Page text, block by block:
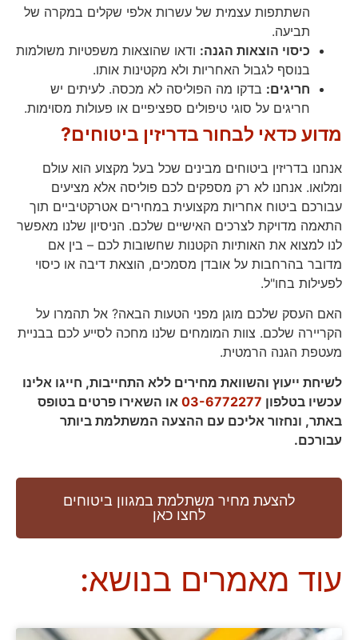
השתתפות עצמית של עשרות אלפי שקלים במקרה של
תביעה.
כיסוי הוצאות הגנה: ודאו שהוצאות משפטיות משולמות
בנוסף לגבול האחריות ולא מקטינות אותו.
חריגים: בדקו מה הפוליסה לא מכסה. לעיתים יש
חריגים על סוגי טיפולים ספציפיים או פעולות מסוימות.
מדוע כדאי לבחור בדריזין ביטוחים?
אנחנו בדריזין ביטוחים מבינים שכל בעל מקצוע הוא עולם
ומלואו. אנחנו לא רק מספקים לכם פוליסה אלא מציעים
עבורכם ביטוח אחריות מקצועית במחירים אטרקטיביים תוך
התאמה מדויקת לצרכים האישיים שלכם. הניסיון שלנו מאפשר
לנו למצוא את האותיות הקטנות שחשובות לכם – בין אם
מדובר בהרחבות על אובדן מסמכים, הוצאת דיבה או כיסוי
לפעילות בחו"ל.
האם העסק שלכם מוגן מפני הטעות הבאה? אל תהמרו על
הקריירה שלכם. צוות המומחים שלנו מחכה לסייע לכם בבניית
מעטפת הגנה הרמטית.
לשיחת ייעוץ והשוואת מחירים ללא התחייבות, חייגו אלינו
עכשיו בטלפון 03-6772277 או השאירו פרטים בטופס
באתר, ונחזור אליכם עם ההצעה המשתלמת ביותר
עבורכם.
להצעת מחיר משתלמת במגוון ביטוחים
לחצו כאן
עוד מאמרים בנושא: